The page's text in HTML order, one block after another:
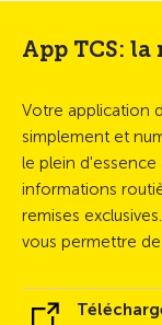
App TCS:
Votre application
simplement et
le plein d'essence
informations
remises
vous permettre